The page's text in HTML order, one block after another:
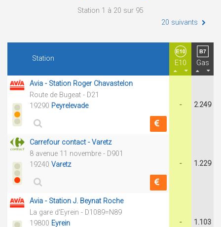
Station 1 à 20 sur 95
20 suivants
Station
E10 Gas
Avia - Station Roger Chavastelon
Route de Bugeat - D21
19290 Peyrelevade - 2.249
Carrefour contact - Varetz
8 avenue 11 novembre - D901
19240 Varetz - 1.229
Avia - Station J. Beynat Roche
La gare d'Eyrein - D1089=N89
19800 Eyrein - 1.103